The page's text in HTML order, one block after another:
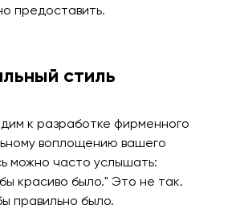
предоставить.
стиль
к разработке фирменного
воплощению вашего
можно часто услышать:
красиво было." Это не так.
правильно было.